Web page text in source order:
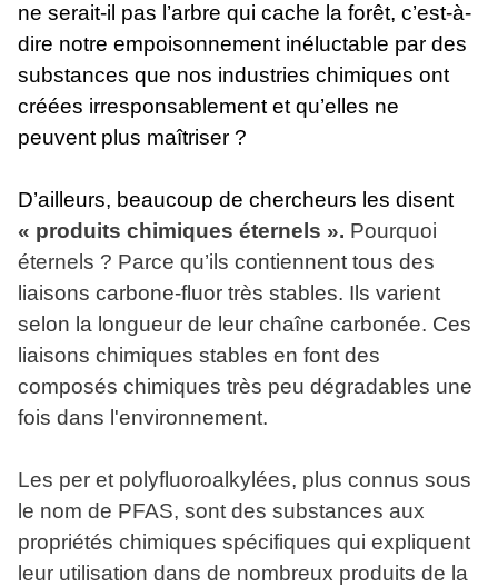
ne serait-il pas l’arbre qui cache la forêt, c’est-à-
dire notre empoisonnement inéluctable par des
substances que nos industries chimiques ont
créées irresponsablement et qu’elles ne
peuvent plus maîtriser ?
D’ailleurs, beaucoup de chercheurs les disent
« produits chimiques éternels ». Pourquoi
éternels ? Parce qu’ils contiennent tous des
liaisons carbone-fluor très stables. Ils varient
selon la longueur de leur chaîne carbonée. Ces
liaisons chimiques stables en font des
composés chimiques très peu dégradables une
fois dans l'environnement.
Les per et polyfluoroalkylées, plus connus sous
le nom de PFAS, sont des substances aux
propriétés chimiques spécifiques qui expliquent
leur utilisation dans de nombreux produits de la